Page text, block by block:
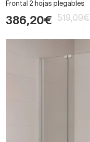
Frontal 2 hojas plegables
386,20€ 519,09€